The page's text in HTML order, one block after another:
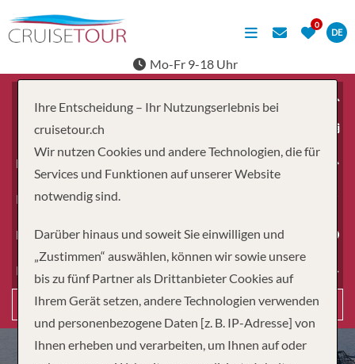
DE
Mo-Fr 9-18 Uhr
Erwachsene
Kinder
Dauer
Reiseart
Suchen
Ihre Entscheidung – Ihr Nutzungserlebnis bei
cruisetour.ch
Wir nutzen Cookies und andere Technologien, die für
Services und Funktionen auf unserer Website
notwendig sind.
Darüber hinaus und soweit Sie einwilligen und
„Zustimmen“ auswählen, können wir sowie unsere
bis zu fünf Partner als Drittanbieter Cookies auf
Ihrem Gerät setzen, andere Technologien verwenden
und personenbezogene Daten [z. B. IP-Adresse] von
Ihnen erheben und verarbeiten, um Ihnen auf oder